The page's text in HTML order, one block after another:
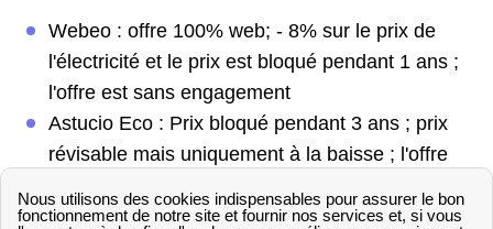
Webeo : offre 100% web; - 8% sur le prix de
l'électricité et le prix est bloqué pendant 1 ans ;
l'offre est sans engagement
Astucio Eco : Prix bloqué pendant 3 ans ; prix
révisable mais uniquement à la baisse ; l'offre
Astucio Planète : Prix bloqué pendant 3 ans et